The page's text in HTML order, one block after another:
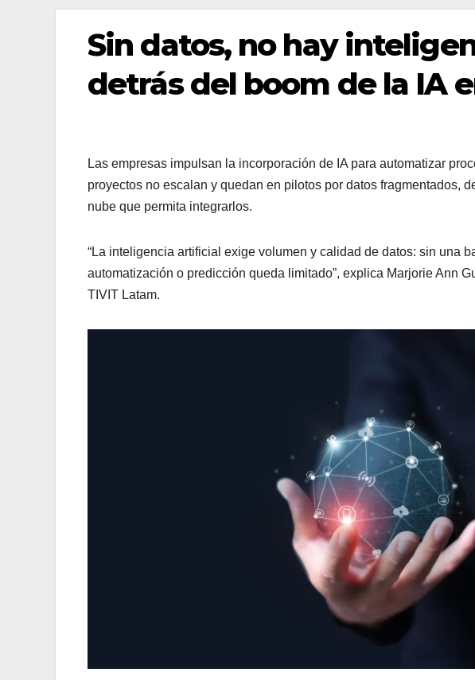
Sin datos, no hay
detrás del boom de la IA
Las empresas impulsan la incorporación de IA para automatizar
proyectos no escalan y quedan en pilotos por datos fragmentados,
nube que permita integrarlos.
“La inteligencia artificial exige volumen y calidad de datos: sin una
automatización o predicción queda limitado”, explica Marjorie Ann
TIVIT Latam.